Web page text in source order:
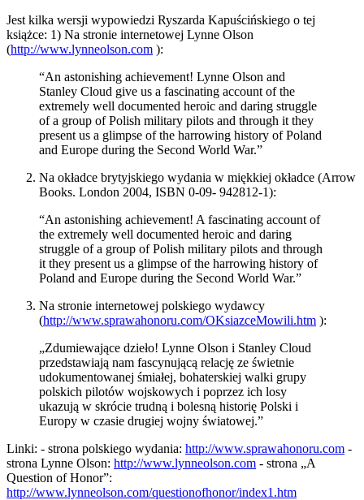
Jest kilka wersji wypowiedzi Ryszarda Kapuścińskiego o tej
książce: 1) Na stronie internetowej Lynne Olson
(http://www.lynneolson.com ):
“An astonishing achievement! Lynne Olson and
Stanley Cloud give us a fascinating account of the
extremely well documented heroic and daring struggle
of a group of Polish military pilots and through it they
present us a glimpse of the harrowing history of Poland
and Europe during the Second World War.”
Na okładce brytyjskiego wydania w miękkiej okładce (Arrow
Books. London 2004, ISBN 0-09- 942812-1):
“An astonishing achievement! A fascinating account of
the extremely well documented heroic and daring
struggle of a group of Polish military pilots and through
it they present us a glimpse of the harrowing history of
Poland and Europe during the Second World War.”
Na stronie internetowej polskiego wydawcy
(http://www.sprawahonoru.com/OKsiazceMowili.htm ):
„Zdumiewające dzieło! Lynne Olson i Stanley Cloud
przedstawiają nam fascynującą relację ze świetnie
udokumentowanej śmiałej, bohaterskiej walki grupy
polskich pilotów wojskowych i poprzez ich losy
ukazują w skrócie trudną i bolesną historię Polski i
Europy w czasie drugiej wojny światowej.”
Linki: - strona polskiego wydania: http://www.sprawahonoru.com -
strona Lynne Olson: http://www.lynneolson.com - strona „A
Question of Honor”:
http://www.lynneolson.com/questionofhonor/index1.htm